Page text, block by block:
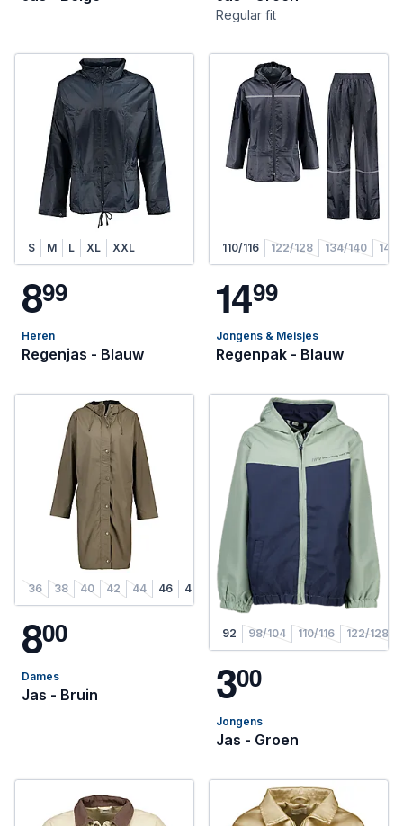
Regular fit
S M L XL XXL
899
Heren
Regenjas - Blauw
110/116 122/128 134/140
1499
Jongens & Meisjes
Regenpak - Blauw
36 38 40 42 44 46 48
800
Dames
Jas - Bruin
92 98/104 110/116 122/128
300
Jongens
Jas - Groen